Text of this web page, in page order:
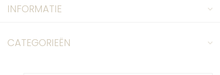
INFORMATIE
CATEGORIEËN